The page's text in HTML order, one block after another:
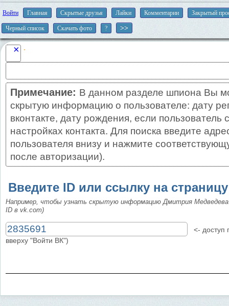
Войти Главная Скрытые друзья Лайки Комментарии Закрытый
Черный список Скачать фото ?
×
Примечание: В данном разделе шпиона Вы
скрытую информацию о пользователе: дату
вконтакте, дату рождения, если пользователь
настройках контакта. Для поиска введите
пользователя внизу и нажмите
после авторизации).
Введите ID или ссылку на
Например, чтобы узнать скрытую информацию Дмитрия
ID в vk.com)
<- доступ
вверху "Войти ВК")